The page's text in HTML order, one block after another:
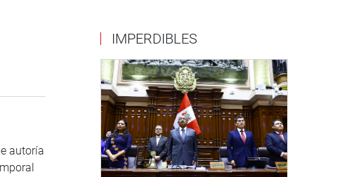
autoría
IMPERDIBLES